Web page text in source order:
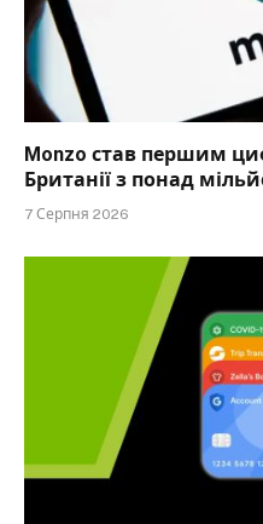
Monzo став першим
Британії з понад
7 Серпня 2026